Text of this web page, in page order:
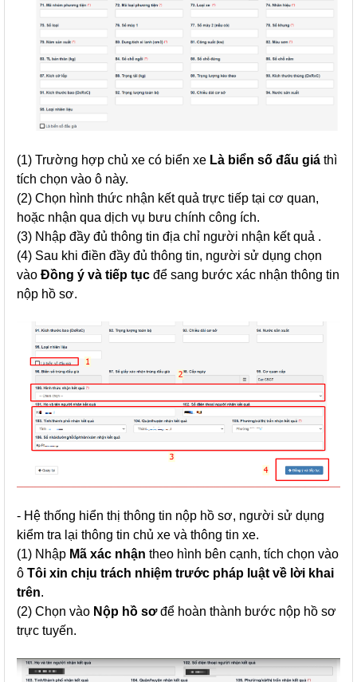
(1) Trường hợp chủ xe có biển xe Là biển số đấu giá thì
tích chọn vào ô này.
(2) Chọn hình thức nhận kết quả trực tiếp tại cơ quan,
hoặc nhận qua dịch vụ bưu chính công ích.
(3) Nhập đầy đủ thông tin địa chỉ người nhận kết quả .
(4) Sau khi điền đầy đủ thông tin, người sử dụng chọn
vào Đồng ý và tiếp tục để sang bước xác nhận thông tin
nộp hồ sơ.
- Hệ thống hiển thị thông tin nộp hồ sơ, người sử dụng
kiểm tra lại thông tin chủ xe và thông tin xe.
(1) Nhập Mã xác nhận theo hình bên cạnh, tích chọn vào
ô Tôi xin chịu trách nhiệm trước pháp luật về lời khai
trên.
(2) Chọn vào Nộp hồ sơđể hoàn thành bước nộp hồ sơ
trực tuyến.